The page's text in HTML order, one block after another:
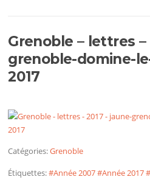
Grenoble – lettres –
grenoble-domine-
2017
Catégories:Grenoble
Étiquettes:#Année 2007#Année 2017